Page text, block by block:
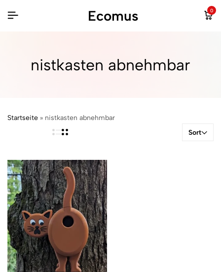
Ecomus 0
nistkasten abnehmbar
Startseite » nistkasten abnehmbar
Sort